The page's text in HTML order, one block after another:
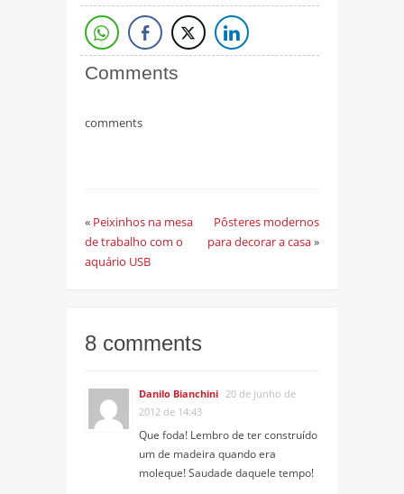
Comments
comments
« Peixinhos na mesa
de trabalho com o
aquário USB
Pôsteres modernos
para decorar a casa»
8 comments
Danilo Bianchini 20 de junho de
2012 de 14:43
Que foda! Lembro de ter construído
um de madeira quando era
moleque! Saudade daquele tempo!